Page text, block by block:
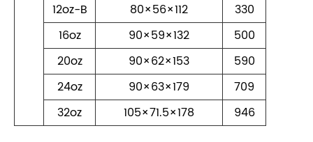
12oz-B
80×56×112
330
16oz
90×59×132
500
20oz
90×62×153
590
24oz
90×63×179
709
32oz
105×71.5×178 946